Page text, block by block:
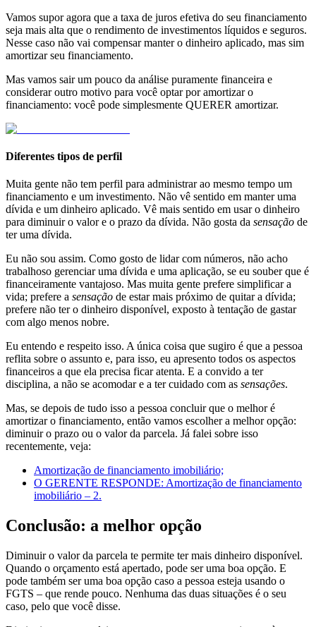
Vamos supor agora que a taxa de juros efetiva do seu financiamento
seja mais alta que o rendimento de investimentos líquidos e seguros.
Nesse caso não vai compensar manter o dinheiro aplicado, mas sim
amortizar seu financiamento.
Mas vamos sair um pouco da análise puramente financeira e
considerar outro motivo para você optar por amortizar o
financiamento: você pode simplesmente QUERER amortizar.
Diferentes tipos de perfil
Muita gente não tem perfil para administrar ao mesmo tempo um
financiamento e um investimento. Não vê sentido em manter uma
dívida e um dinheiro aplicado. Vê mais sentido em usar o dinheiro
para diminuir o valor e o prazo da dívida. Não gosta da sensação de
ter uma dívida.
Eu não sou assim. Como gosto de lidar com números, não acho
trabalhoso gerenciar uma dívida e uma aplicação, se eu souber que é
financeiramente vantajoso. Mas muita gente prefere simplificar a
vida; prefere a sensação de estar mais próximo de quitar a dívida;
prefere não ter o dinheiro disponível, exposto à tentação de gastar
com algo menos nobre.
Eu entendo e respeito isso. A única coisa que sugiro é que a pessoa
reflita sobre o assunto e, para isso, eu apresento todos os aspectos
financeiros a que ela precisa ficar atenta. E a convido a ter
disciplina, a não se acomodar e a ter cuidado com as sensações.
Mas, se depois de tudo isso a pessoa concluir que o melhor é
amortizar o financiamento, então vamos escolher a melhor opção:
diminuir o prazo ou o valor da parcela. Já falei sobre isso
recentemente, veja:
Amortização de financiamento imobiliário;
O GERENTE RESPONDE: Amortização de financiamento
imobiliário – 2.
Conclusão: a melhor opção
Diminuir o valor da parcela te permite ter mais dinheiro disponível.
Quando o orçamento está apertado, pode ser uma boa opção. E
pode também ser uma boa opção caso a pessoa esteja usando o
FGTS – que rende pouco. Nenhuma das duas situações é o seu
caso, pelo que você disse.